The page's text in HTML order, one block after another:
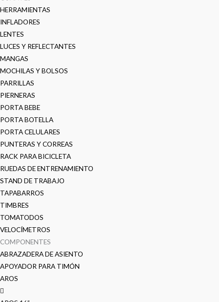
HERRAMIENTAS
INFLADORES
LENTES
LUCES Y REFLECTANTES
MANGAS
MOCHILAS Y BOLSOS
PARRILLAS
PIERNERAS
PORTA BEBE
PORTA BOTELLA
PORTA CELULARES
PUNTERAS Y CORREAS
RACK PARA BICICLETA
RUEDAS DE ENTRENAMIENTO
STAND DE TRABAJO
TAPABARROS
TIMBRES
TOMATODOS
VELOCÍMETROS
COMPONENTES
ABRAZADERA DE ASIENTO
APOYADOR PARA TIMÓN
AROS